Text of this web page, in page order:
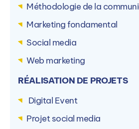
Méthodologie de la
Marketing fondamental
Social media
Web marketing
RÉALISATION DE PROJETS
Digital Event
Projet social media